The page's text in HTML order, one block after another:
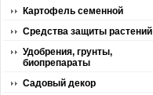
Картофель семенной
Средства защиты растений
Удобрения, грунты,
биопрепараты
Садовый декор